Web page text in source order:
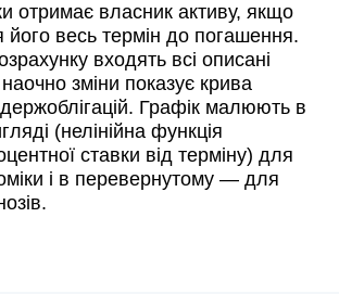
отримає власник активу, якщо
його весь термін до погашення.
входять всі описані
зміни показує крива
держоблігацій. Графік малюють в
(нелінійна функція
ставки від терміну) для
і в перевернутому — для